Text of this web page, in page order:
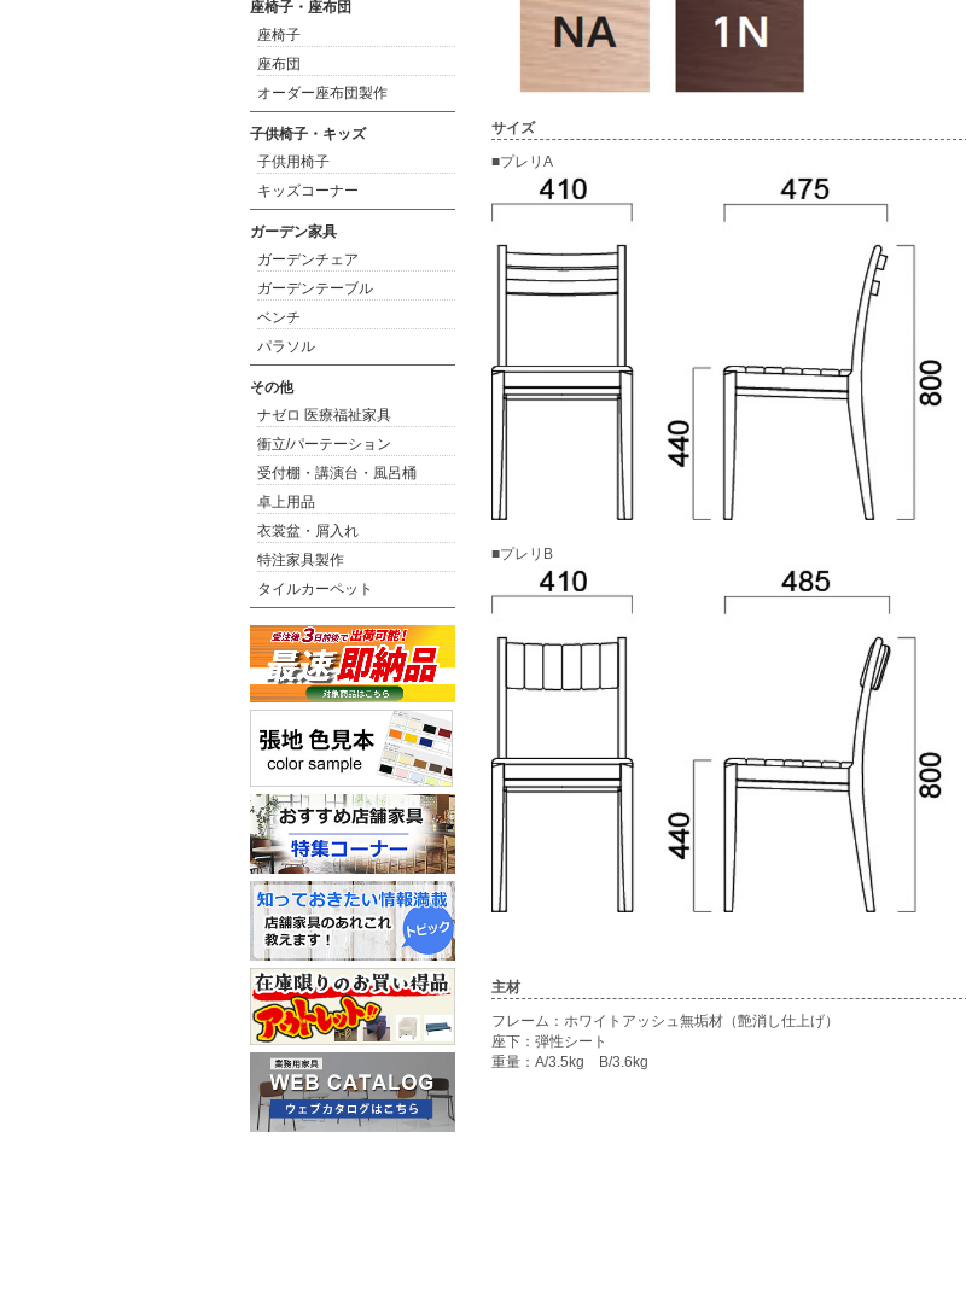
サイズ
■プレリA
■プレリB
主材
フレーム：ホワイトアッシュ無垢材（艶消し仕上げ）
座下：弾性シート
重量：A/3.5kg B/3.6kg
座椅子・座布団
座椅子
座布団
オーダー座布団製作
子供椅子・キッズ
子供用椅子
キッズコーナー
ガーデン家具
ガーデンチェア
ガーデンテーブル
ベンチ
パラソル
その他
ナゼロ 医療福祉家具
衝立/パーテーション
受付棚・講演台・風呂桶
卓上用品
衣裳盆・屑入れ
特注家具製作
タイルカーペット